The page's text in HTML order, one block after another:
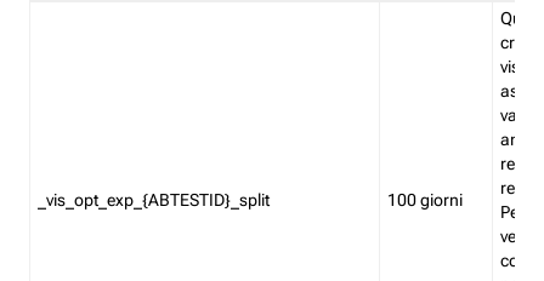
_vis_opt_exp_{ABTESTID}_split 100 giorni